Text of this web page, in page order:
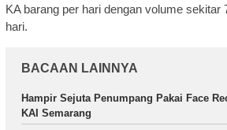
KA barang per hari dengan volume sekitar
hari.
BACAAN LAINNYA
Hampir Sejuta Penumpang Pakai Face
KAI Semarang